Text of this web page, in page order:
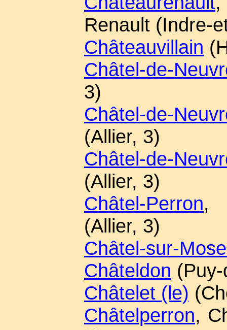
Renault (Indre-
Châteauvillain
Châtel-de-
3)
Châtel-de-
(Allier, 3)
Châtel-de-
(Allier, 3)
Châtel-Perron,
(Allier, 3)
Châtel-sur-
Châteldon
Châtelet (le)
Châtelperron,